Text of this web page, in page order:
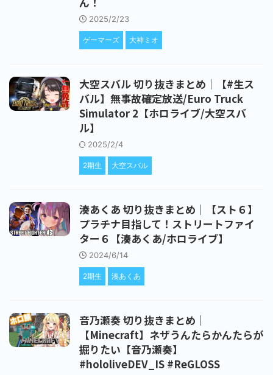
2025/2/23
ゲーマーズ 大神ミオ
大空スバル 切り抜きまとめ｜【#生ス
バル】無事故確定放送/Euro Truck
Simulator 2【ホロライブ/大空スバ
ル】
2025/2/4
2期生 大空スバル
湊あくあ 切り抜きまとめ｜【スト６】
プラチナ目指して！ストリートファイ
ター６【湊あくあ/ホロライブ】
2024/6/14
2期生 湊あくあ
音乃瀬奏 切り抜きまとめ｜
【Minecraft】ネザうんたらかんたらが
掘りたい【音乃瀬奏】
#hololiveDEV_IS #ReGLOSS